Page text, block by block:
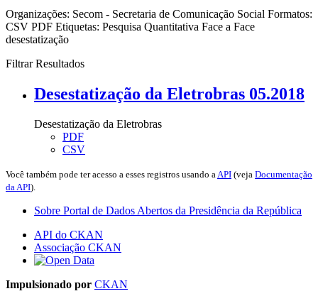
Organizações: Secom - Secretaria de Comunicação Social Formatos:
CSV PDF Etiquetas: Pesquisa Quantitativa Face a Face
desestatização
Filtrar Resultados
Desestatização da Eletrobras 05.2018
Desestatização da Eletrobras
PDF
CSV
Você também pode ter acesso a esses registros usando a API (veja Documentação
da API).
Sobre Portal de Dados Abertos da Presidência da República
API do CKAN
Associação CKAN
Impulsionado por CKAN